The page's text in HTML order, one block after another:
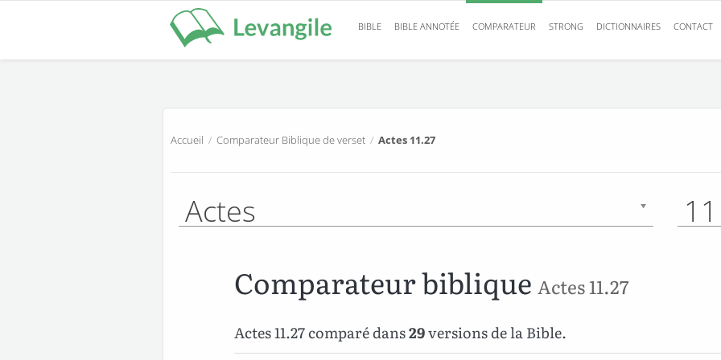
BIBLE BIBLE ANNOTÉE COMPARATEUR STRONG DICTIONNAIRES CONTACT
Accueil / Comparateur Biblique de verset / Actes 11.27
Actes 11
Comparateur bibliqueActes 11.27
Actes 11.27 comparé dans29versions de la Bible.